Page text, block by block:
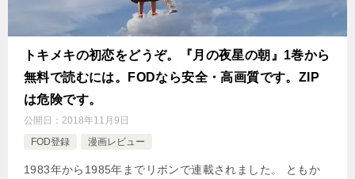
トキメキの初恋をどうぞ。『月の夜星の朝』1巻から
無料で読むには。FODなら安全・高画質です。ZIP
は危険です。
公開日： 2018年11月9日
FOD登録
漫画レビュー
1983年から1985年までリボンで連載されました。 ともか